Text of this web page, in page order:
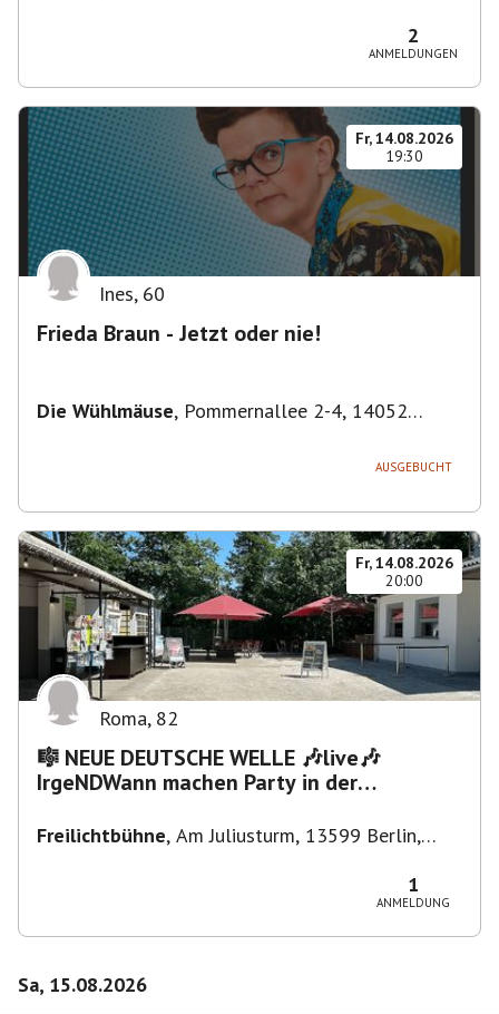
2
ANMELDUNGEN
Fr, 14.08.2026
19:30
Ines, 60
Frieda Braun - Jetzt oder nie!
Die Wühlmäuse, Pommernallee 2-4, 14052
AUSGEBUCHT
Fr, 14.08.2026
20:00
Roma, 82
🎼 NEUE DEUTSCHE WELLE 🎶live🎶
IrgeNDWann machen Party in der
Freilichtbühne, Am Juliusturm, 13599 Berlin,
1
ANMELDUNG
Sa, 15.08.2026